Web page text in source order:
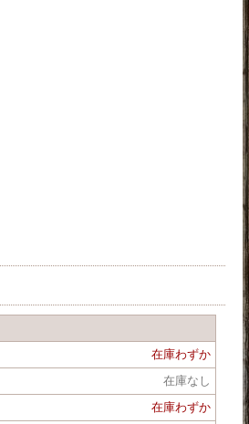
在庫わずか
在庫なし
在庫わずか